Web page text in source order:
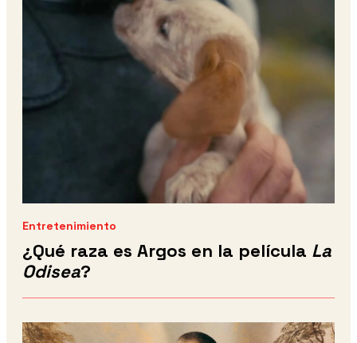
Entretenimiento
¿Qué raza es Argos en la película La
Odisea?